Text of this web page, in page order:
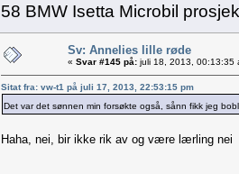
58 BMW Isetta Microbil
Sv: Annelies lille røde
« Svar #145 på: juli 18, 2013, 00:13:35
Sitat fra: vw-t1 på juli 17, 2013, 22:53:15 pm
Det var det sønnen min forsøkte også, sånn fikk jeg
Haha, nei, bir ikke rik av og være lærling nei